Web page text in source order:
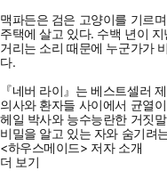
맥파든은 검은 고양이를 기르
주택에 살고 있다. 수백 년이
거리는 소리 때문에 누군가가
다.
『네버 라이』는 베스트셀러
의사와 환자들 사이에서 균열
헤일 박사와 능수능란한 거짓
비밀을 알고 있는 자와 숨기려
<하우스메이드> 저자 소개
더 보기